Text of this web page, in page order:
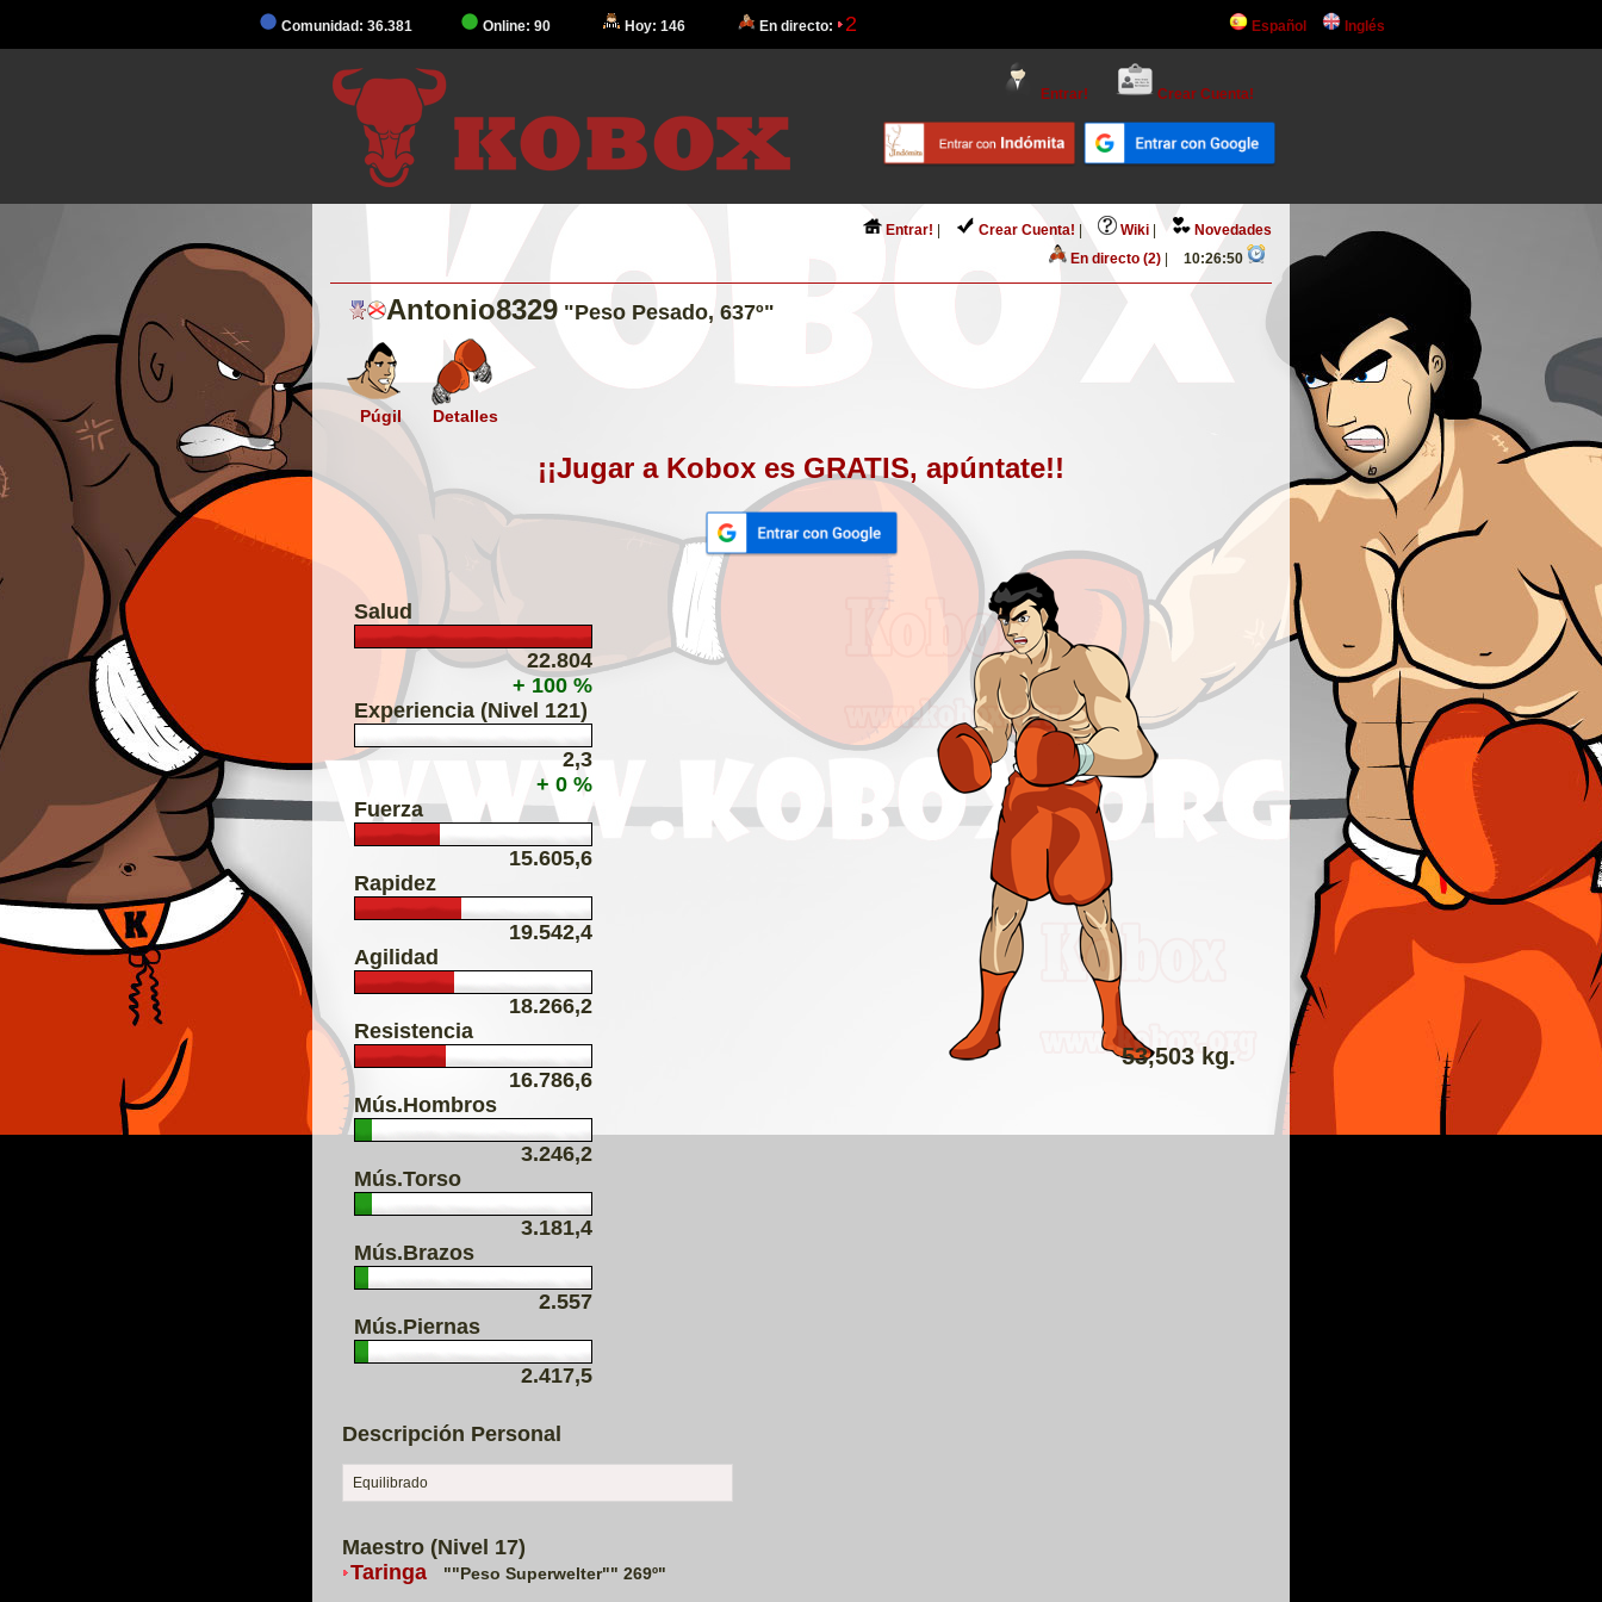
Comunidad: 36.381 Online: 90 Hoy: 146 En directo: 2 Español Inglés
Entrar! Crear Cuenta!
Entrar! Crear Cuenta! Wiki
Novedades
En directo (2)
10:26:50
Antonio8329 "Peso Pesado, 637º"
Púgil Detalles
¡¡Jugar a Kobox es GRATIS, apúntate!!
53,503 kg.
Salud
22.804
+ 100 %
Experiencia (Nivel 121)
2,3
+ 0 %
Fuerza
15.605,6
Rapidez
19.542,4
Agilidad
18.266,2
Resistencia
16.786,6
Mús.Hombros
3.246,2
Mús.Torso
3.181,4
Mús.Brazos
2.557
Mús.Piernas
2.417,5
Descripción Personal
Equilibrado
Maestro (Nivel 17)
Taringa
""Peso Superwelter"" 269º"